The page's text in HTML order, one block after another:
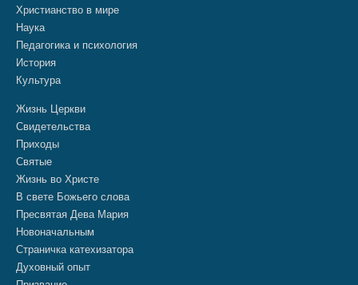
Христианство в мире
Наука
Педагогика и психология
История
Культура
Жизнь Церкви
Свидетельства
Приходы
Святые
Жизнь во Христе
В свете Божьего слова
Пресвятая Дева Мария
Новоначальным
Страничка катехизатора
Духовный опыт